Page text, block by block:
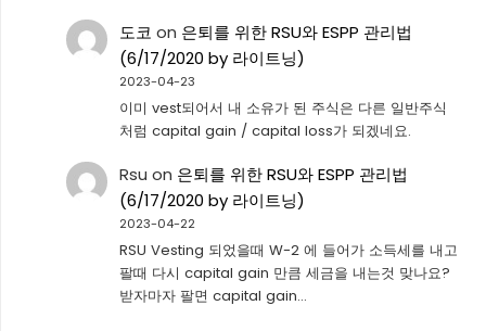
도코 on 은퇴를 위한 RSU와 ESPP 관리법
(6/17/2020 by 라이트닝)
2023-04-23
이미 vest되어서 내 소유가 된 주식은 다른 일반주식
처럼 capital gain / capital loss가 되겠네요.
Rsu on 은퇴를 위한 RSU와 ESPP 관리법
(6/17/2020 by 라이트닝)
2023-04-22
RSU Vesting 되었을때 W-2 에 들어가 소득세를 내고
팔때 다시 capital gain 만큼 세금을 내는것 맞나요?
받자마자 팔면 capital gain…